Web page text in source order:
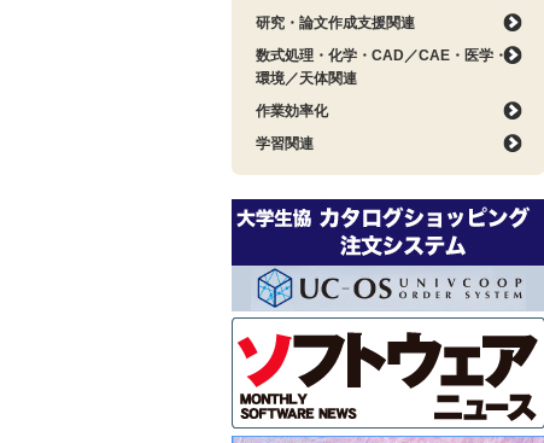
研究・論文作成支援関連
数式処理・化学・CAD／CAE・医学・
環境／天体関連
作業効率化
学習関連